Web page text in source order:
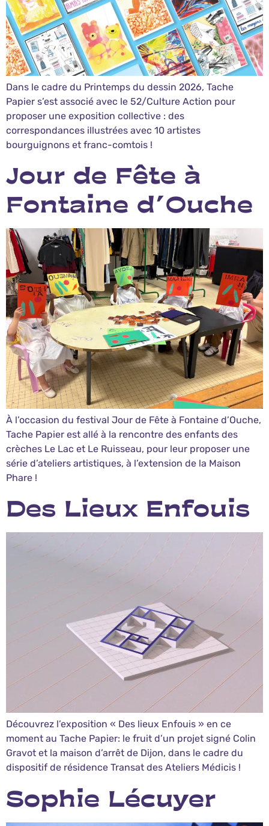
Dans le cadre du Printemps du dessin 2026, Tache
Papier s’est associé avec le 52/Culture Action pour
proposer une exposition collective : des
correspondances illustrées avec 10 artistes
bourguignons et franc-comtois !
Jour de Fête à
Fontaine d’Ouche
À l’occasion du festival Jour de Fête à Fontaine d’Ouche,
Tache Papier est allé à la rencontre des enfants des
crèches Le Lac et Le Ruisseau, pour leur proposer une
série d’ateliers artistiques, à l’extension de la Maison
Phare !
Des Lieux Enfouis
Découvrez l’exposition « Des lieux Enfouis » en ce
moment au Tache Papier: le fruit d’un projet signé Colin
Gravot et la maison d’arrêt de Dijon, dans le cadre du
dispositif de résidence Transat des Ateliers Médicis !
Sophie Lécuyer